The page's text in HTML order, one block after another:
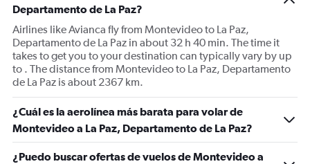
Departamento de La Paz?
Airlines like Avianca fly from Montevideo to La Paz,
Departamento de La Paz in about 32 h 40 min. The time it
takes to get you to your destination can typically vary by up
to . The distance from Montevideo to La Paz, Departamento
de La Paz is about 2367 km.
¿Cuál es la aerolínea más barata para volar de
Montevideo a La Paz, Departamento de La Paz?
¿Puedo buscar ofertas de vuelos de Montevideo a